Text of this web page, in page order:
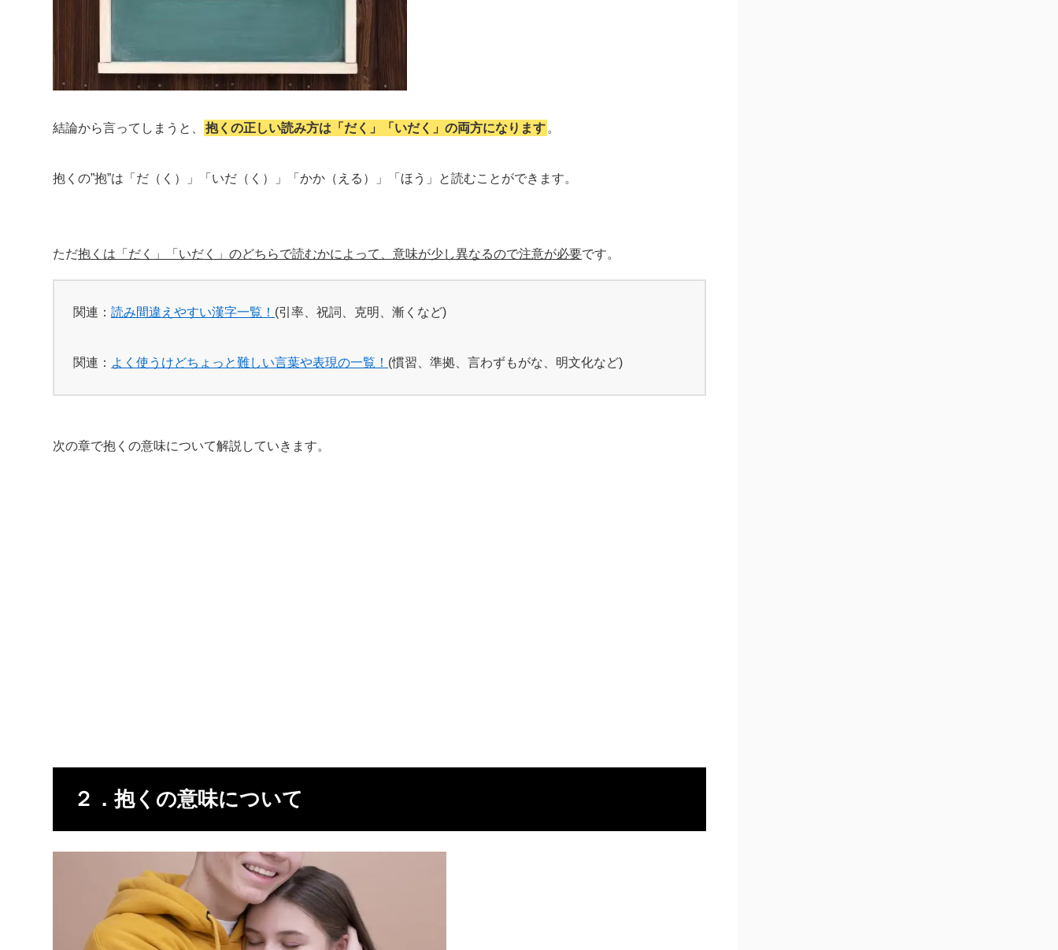
結論から言ってしまうと、 抱くの正しい読み方は「だく」「いだく」の両方になります 。
抱くの”抱”は「だ（く）」「いだ（く）」「かか（える）」「ほう」と読むことができます。
ただ抱くは「だく」「いだく」のどちらで読むかによって、意味が少し異なるので注意が必要です。
関連：読み間違えやすい漢字一覧！ (引率、祝詞、克明、漸くなど)
関連： よく使うけどちょっと難しい言葉や表現の一覧！ (慣習、準拠、言わずもがな、明文化など)
次の章で抱くの意味について解説していきます。
２．抱くの意味について